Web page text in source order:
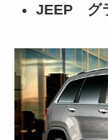
JEEP グ